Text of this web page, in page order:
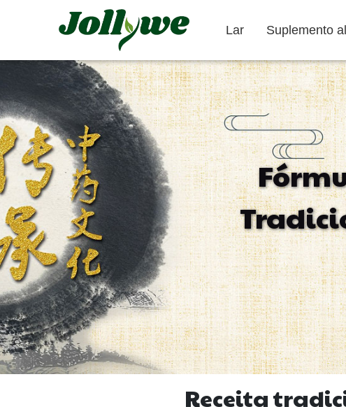
Lar Suplemento
Obstipação
Tratamento
Suplementos
para Emagrecer
Suplemento
Beleza
Comprimidos/Pílulas Cápsulas
Receita